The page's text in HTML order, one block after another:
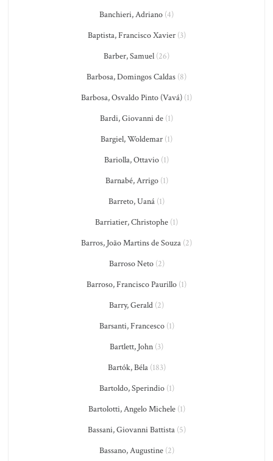
Banchieri, Adriano (4)
Baptista, Francisco Xavier(3)
Barber, Samuel (26)
Barbosa, Domingos Caldas (8)
Barbosa, Osvaldo Pinto (Vavá) (1)
Bardi, Giovanni de (1)
Bargiel, Woldemar (1)
Bariolla, Ottavio (1)
Barnabé, Arrigo(1)
Barreto, Uaná (1)
Barriatier, Christophe (1)
Barros, João Martins de Souza (2)
Barroso Neto(2)
Barroso, Francisco Paurillo (1)
Barry, Gerald (2)
Barsanti, Francesco(1)
Bartlett, John (3)
Bartók, Béla(183)
Bartoldo, Sperindio(1)
Bartolotti, Angelo Michele(1)
Bassani, Giovanni Battista(5)
Bassano, Augustine(2)